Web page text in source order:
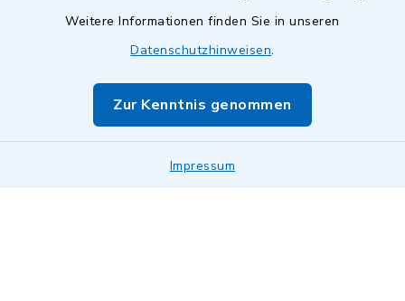
Weitere Informationen finden Sie in unseren
Datenschutzhinweisen.
Zur Kenntnis genommen
Impressum
Barrierefreiheit
Impressum
Sitemap